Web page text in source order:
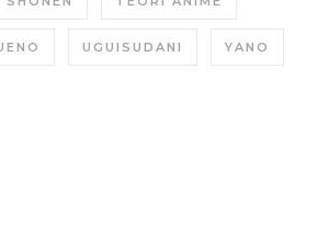
UGUISUDANI YANO